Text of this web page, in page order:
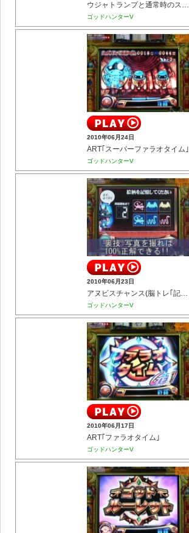
ウジャトランプと通常時のステージ
ゴッドハンターV
2010年06月24日
ART｢スーパーファラオタイム｣
ゴッドハンターV
2010年06月23日
アヌビスチャンス(脳トレ｢記憶力｣)
ゴッドハンターV
2010年06月17日
ART｢ファラオタイム｣
ゴッドハンターV